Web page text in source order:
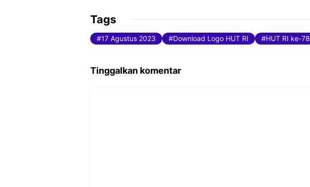
c
e
b
o
er l
Tags
17 Agustus 2023 Download Logo HUT RI HUT RI ke-78
Tinggalkan komentar